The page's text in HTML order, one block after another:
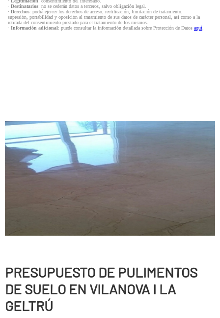
· Destinatarios: no se cederán datos a terceros, salvo obligación legal.
· Derechos: podrá ejercer los derechos de acceso, rectificación, limitación de tratamiento,
supresión, portabilidad y oposición al tratamiento de sus datos de carácter personal, así como a la
retirada del consentimiento prestado para el tratamiento de los mismos.
· Información adicional: puede consultar la información detallada sobre Protección de Datos aquí.
PRESUPUESTO DE PULIMENTOS
DE SUELO EN VILANOVA I LA
GELTRÚ